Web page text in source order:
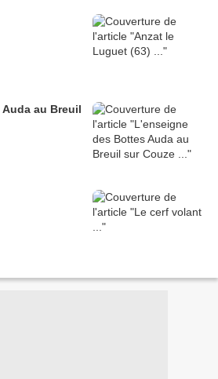
au Breuil